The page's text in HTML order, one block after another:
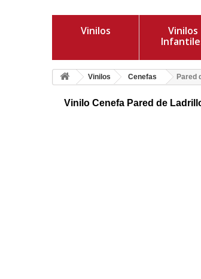
Vinilos
Vinilos
Vinilos Cenefas Pared
Vinilo Cenefa Pared de